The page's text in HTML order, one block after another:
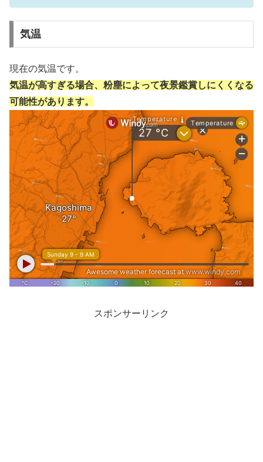
気温
現在の気温です。
気温が高すぎる場合、粉塵によって夜景鑑賞しにくくなる
可能性があります。
スポンサーリンク